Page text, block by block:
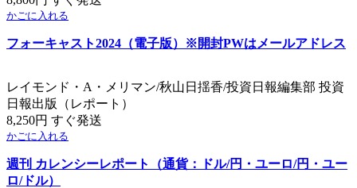
かごに入れる
フォーキャスト2024（電子版）※開封PWはメールアドレス
レイモンド・A・メリマン/秋山日揺香/投資日報編集部 投資
日報出版（レポート）
8,250円 すぐ発送
かごに入れる
週刊 カレンシーレポート（通貨：ドル/円・ユーロ/円・ユー
ロ/ドル）